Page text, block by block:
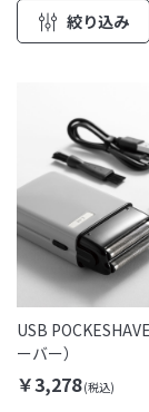
絞り込み
USB
ーバー）
￥3,278